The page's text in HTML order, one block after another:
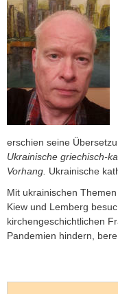
erschien seine
Ukrainische griechisch-
Vorhang. Ukrainische
Mit ukrainischen
Kiew und Lemberg
kirchengeschichtlichen
Pandemien hindern,